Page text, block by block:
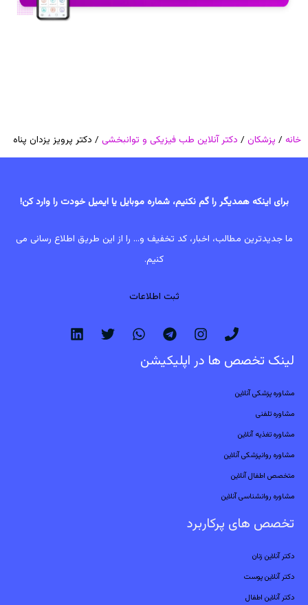
خانه / پزشکان / دکتر آنلاین طب فیزیکی و توانبخشی / دکتر پرویز یزدان پناه
برای اینکه همدیگر را گم نکنیم، شماره موبایل یا ایمیل خودت را وارد کن!
ما جدیدترین مطالب، اخبار، کد تخفیف و... را از این طریق اطلاع رسانی می
کنیم.
ثبت اطلاعات
لینک تخصص ها در اپلیکیشن
مشاوره پزشکی آنلاین
مشاوره تلفنی
مشاوره تغذیه آنلاین
مشاوره روانپزشکی آنلاین
متخصص اطفال آنلاین
مشاوره روانشناسی آنلاین
تخصص های پرکاربرد
دکتر آنلاین زنان
دکتر آنلاین پوست
دکتر آنلاین اطفال